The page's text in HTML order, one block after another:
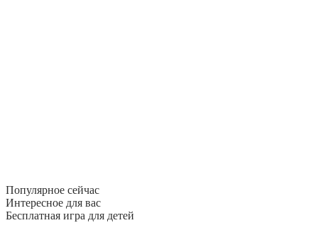
Популярное сейчас
Интересное для вас
Бесплатная игра для детей